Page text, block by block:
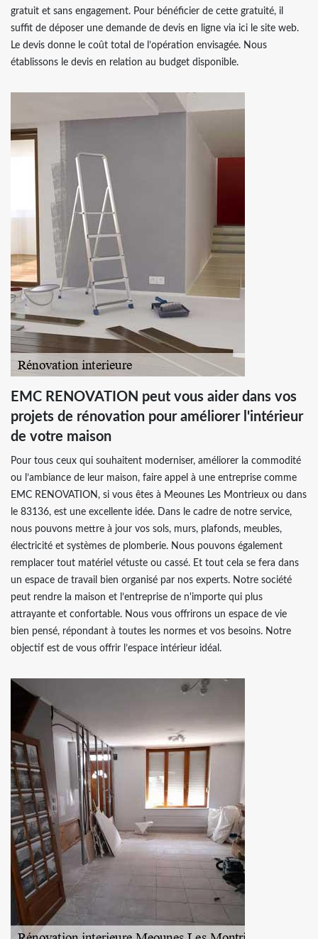
gratuit et sans engagement. Pour bénéficier de cette gratuité, il
suffit de déposer une demande de devis en ligne via ici le site web.
Le devis donne le coût total de l’opération envisagée. Nous
établissons le devis en relation au budget disponible.
EMC RENOVATION peut vous aider dans vos
projets de rénovation pour améliorer l'intérieur
de votre maison
Pour tous ceux qui souhaitent moderniser, améliorer la commodité
ou l’ambiance de leur maison, faire appel à une entreprise comme
EMC RENOVATION, si vous êtes à Meounes Les Montrieux ou dans
le 83136, est une excellente idée. Dans le cadre de notre service,
nous pouvons mettre à jour vos sols, murs, plafonds, meubles,
électricité et systèmes de plomberie. Nous pouvons également
remplacer tout matériel vétuste ou cassé. Et tout cela se fera dans
un espace de travail bien organisé par nos experts. Notre société
peut rendre la maison et l’entreprise de n'importe qui plus
attrayante et confortable. Nous vous offrirons un espace de vie
bien pensé, répondant à toutes les normes et vos besoins. Notre
objectif est de vous offrir l’espace intérieur idéal.